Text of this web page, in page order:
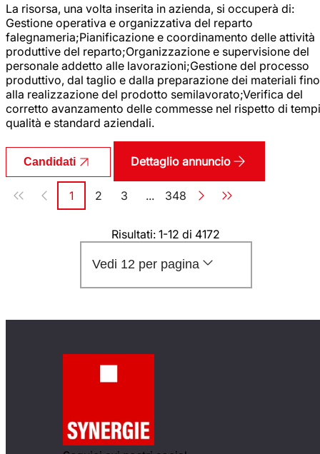
La risorsa, una volta inserita in azienda, si occuperà di:
Gestione operativa e organizzativa del reparto
falegnameria;Pianificazione e coordinamento delle attività
produttive del reparto;Organizzazione e supervisione del
personale addetto alle lavorazioni;Gestione del processo
produttivo, dal taglio e dalla preparazione dei materiali fino
alla realizzazione del prodotto semilavorato;Verifica del
corretto avanzamento delle commesse nel rispetto di
qualità e standard aziendali.
Candidati Dettaglio annuncio
Paginazione
Pagina
1 Pagina
2 Pagina
3 ... Pagina
348
Risultati: 1-12 di 4172
Vedi 12 per pagina